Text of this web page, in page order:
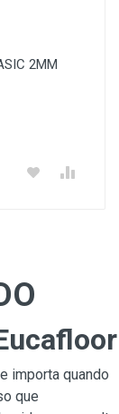
2MM
importa quando
que